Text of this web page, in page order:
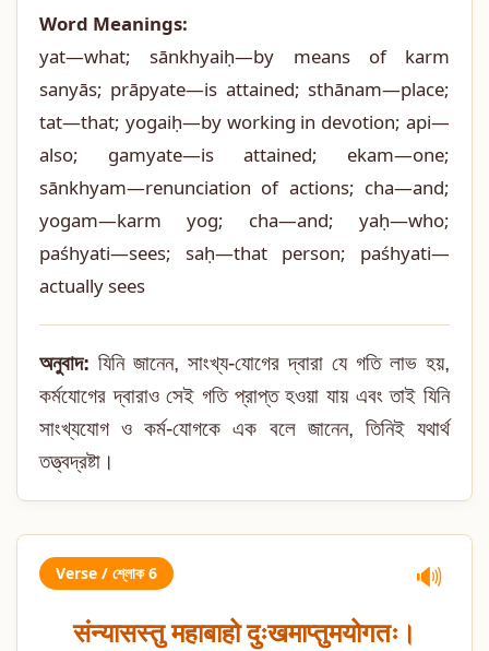
Word Meanings:
yat—what; sānkhyaiḥ—by means of karm
sanyās; prāpyate—is attained; sthānam—place;
tat—that; yogaiḥ—by working in devotion; api—
also; gamyate—is attained; ekam—one;
sānkhyam—renunciation of actions; cha—and;
yogam—karm yog; cha—and; yaḥ—who;
paśhyati—sees; saḥ—that person; paśhyati—
actually sees
অনুবাদ: যিনি জানেন, সাংখ্য-যোগের দ্বারা যে গতি লাভ হয়,
কর্মযোগের দ্বারাও সেই গতি প্রাপ্ত হওয়া যায় এবং তাই যিনি
সাংখ্যযোগ ও কর্ম-যোগকে এক বলে জানেন, তিনিই যথার্থ
তত্ত্বদ্রষ্টা।
Verse / শ্লোক 6 🔊
संन्यासस्तु महाबाहो दुःखमाप्तुमयोगतः।